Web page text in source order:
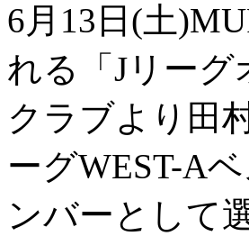
6月13日(土
れる「Jリー
クラブより田
ーグWEST-A
ンバーとして